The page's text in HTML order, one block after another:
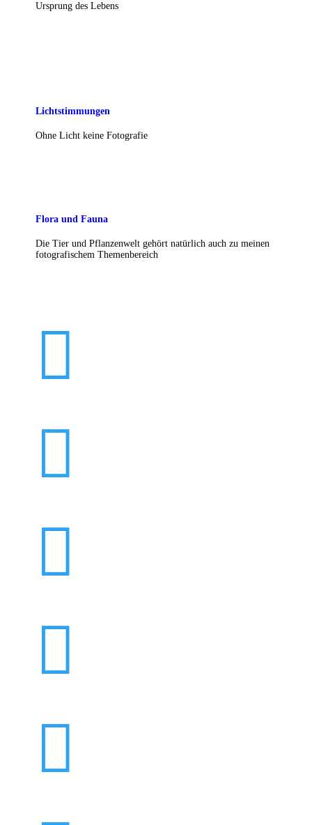
Ursprung des Lebens
Lichtstimmungen
Ohne Licht keine Fotografie
Flora und Fauna
Die Tier und Pflanzenwelt gehört natürlich auch zu meinen
fotografischem Themenbereich